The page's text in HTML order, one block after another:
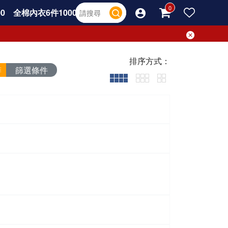
全棉內衣6件1000
篩選條件
排序方式：